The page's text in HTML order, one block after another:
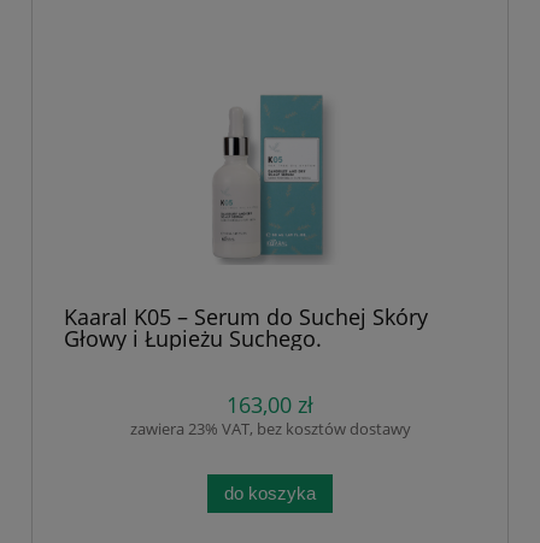
Kaaral K05 – Serum do Suchej Skóry
Głowy i Łupieżu Suchego.
Trychologiczne. Łagodzi świąd ,
Naturalne ekstrakty. Wierzbówka,
drzewo herbaciane, arnika, pokrzywa 50
163,00 zł
zawiera 23% VAT, bez kosztów dostawy
do koszyka